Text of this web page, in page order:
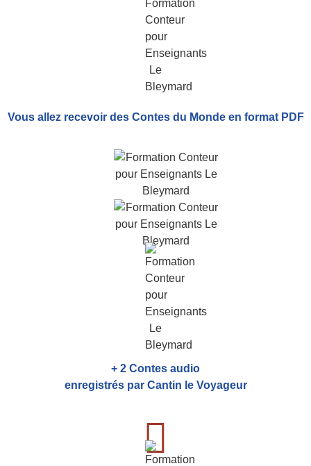
Vous allez recevoir des Contes du Monde en format PDF
+ 2 Contes audio
enregistrés par Cantin le Voyageur